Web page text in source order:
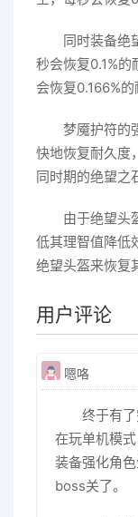
同时装备绝
秒会恢复0.1%
会恢复0.166%的
梦魇护符的
快地恢复耐久度
同时期的绝望之
由于绝望头
低其理智值降低
绝望头盔来恢复
用户评论
嗯咯
终于有
在玩单机模
装备强化角
boss关了。